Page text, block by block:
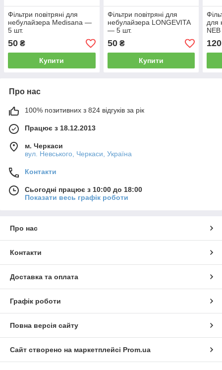
Фільтри повітряні для
небулайзера Medisana —
5 шт.
50 ₴
Купити
Фільтри повітряні для
небулайзера LONGEVITA
— 5 шт.
50₴
Купити
для
50A
120
Про нас
100% позитивних з 824 відгуків за рік
Працює з 18.12.2013
м. Черкаси
вул. Невського, Черкаси, Україна
Контакти
Сьогодні працює з 10:00 до 18:00
Показати весь графік роботи
Про нас
Контакти
Доставка та оплата
Графік роботи
Повна версія сайту
Сайт створено на маркетплейсі Prom.ua